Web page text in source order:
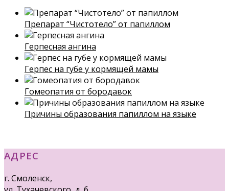
Препарат “Чистотело” от папиллом
Герпесная ангина
Герпес на губе у кормящей мамы
Гомеопатия от бородавок
Причины образования папиллом на языке
АДРЕС
г. Смоленск,